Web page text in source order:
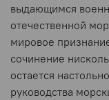
выдающимся
отечественной
мировое
сочинение
остается
руководства